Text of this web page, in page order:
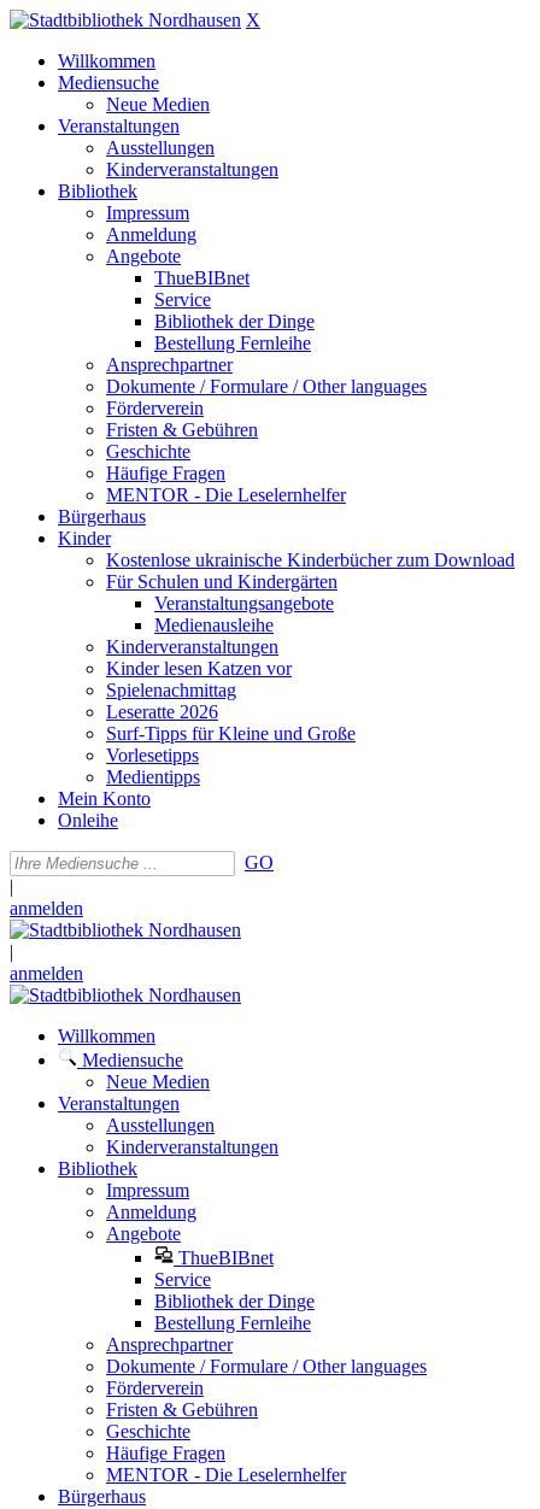
X
Willkommen
Mediensuche
Neue Medien
Veranstaltungen
Ausstellungen
Kinderveranstaltungen
Bibliothek
Impressum
Anmeldung
Angebote
ThueBIBnet
Service
Bibliothek der Dinge
Bestellung Fernleihe
Ansprechpartner
Dokumente / Formulare / Other languages
Förderverein
Fristen & Gebühren
Geschichte
Häufige Fragen
MENTOR - Die Leselernhelfer
Bürgerhaus
Kinder
Kostenlose ukrainische Kinderbücher zum Download
Für Schulen und Kindergärten
Veranstaltungsangebote
Medienausleihe
Kinderveranstaltungen
Kinder lesen Katzen vor
Spielenachmittag
Leseratte 2026
Surf-Tipps für Kleine und Große
Vorlesetipps
Medientipps
Mein Konto
Onleihe
GO
|
anmelden
|
anmelden
Willkommen
Mediensuche
Neue Medien
Veranstaltungen
Ausstellungen
Kinderveranstaltungen
Bibliothek
Impressum
Anmeldung
Angebote
ThueBIBnet
Service
Bibliothek der Dinge
Bestellung Fernleihe
Ansprechpartner
Dokumente / Formulare / Other languages
Förderverein
Fristen & Gebühren
Geschichte
Häufige Fragen
MENTOR - Die Leselernhelfer
Bürgerhaus